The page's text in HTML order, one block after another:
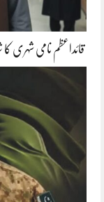
قائداعظم نامی شہری